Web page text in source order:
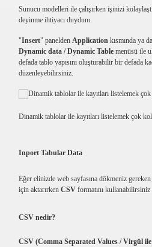
Sunucu modelleri ile çalışırken işinizi
deyinme ihtiyacı duydum.
"Insert" panelden Application kısmında ya da
Dynamic data / Dynamic Table menüsü ile
defada tablo yapısını oluşturabilir bir defada
düzenleyebilirsiniz.
Dinamik tablolar ile kayıtları listelemek çok
Inport Tabular Data
Eğer elinizde web sayfasına dökmeniz
için aktarırken CSV formatını kullanabilirsiniz
CSV nedir?
CSV (Comma Separated Values / Virgül ile